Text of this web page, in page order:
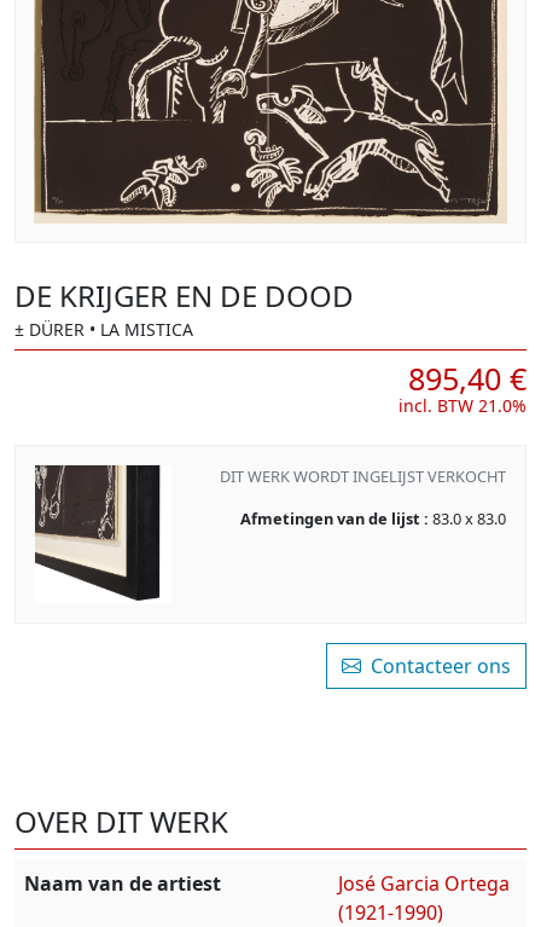
DE KRIJGER EN DE DOOD
± DÜRER • LA MISTICA
895,40 €
incl. BTW 21.0%
DIT WERK WORDT INGELIJST VERKOCHT
Afmetingen van de lijst : 83.0 x 83.0
Contacteer ons
OVER DIT WERK
Naam van de artiest
José Garcia Ortega
(1921-1990)